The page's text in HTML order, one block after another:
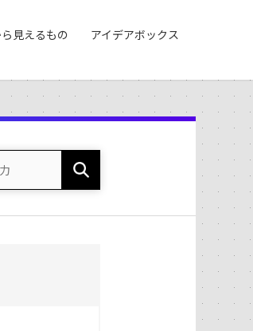
見えるもの アイデアボックス